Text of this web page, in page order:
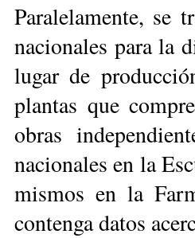
Paralelamente, se
naciona­les para la
lugar de
plantas que
obras
nacionales en la
mismos en la
contenga da­tos